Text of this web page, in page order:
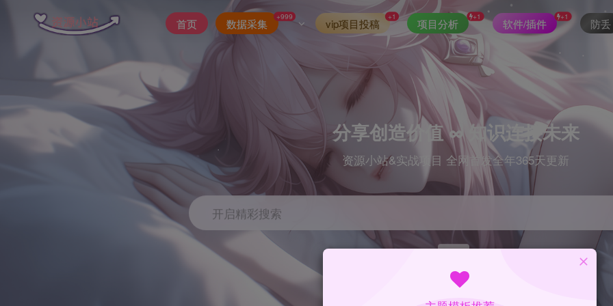
首页 数据采集
+999
vip项目投稿
+1
项目分析
+1
软件/插件
+1
防丢
分享创造价值 ∞ 知识连接未来
资源小站&实战项目 全网首发全年365天更新
开启精彩搜索
index